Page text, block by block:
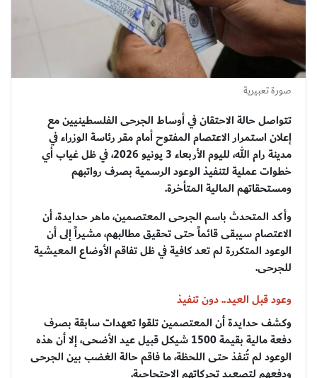
صورة تعبيرية
تتواصل حالة الاحتقان في أوساط الجرحى الفلسطينيين مع
إعلان استمرار الاعتصام المفتوح أمام مقر رئاسة الوزراء في
مدينة رام الله، لليوم الأربعاء 3 يونيو 2026، في ظل غياب أي
خطوات عملية لتنفيذ الوعود الرسمية بصرف رواتبهم
ومستحقاتهم المالية المتأخرة.
وأكد المتحدث باسم الجرحى المعتصمين، ماهر حدايدة، أن
الاعتصام سيبقى قائماً حتى تحقيق مطالبهم، مشيراً إلى أن
الوعود المتكررة لم تعد كافية في ظل تفاقم الأوضاع المعيشية
للجرحى.
وعود قبل العيد.. دون تنفيذ
وكشف حدايدة أن المعتصمين تلقوا تعهدات سابقة بصرف
دفعة مالية بقيمة 1500 شيكل قبيل عيد الأضحى، إلا أن هذه
الوعود لم تُنفذ حتى اللحظة، ما فاقم حالة الغضب بين الجرحى
ودفعهم لتصعيد تحركاتهم الاحتجاجية.